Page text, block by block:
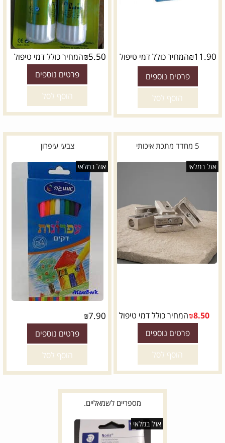
₪11.90 המחיר כולל דמי טיפול
פרטים נוספים
הוסף לסל
₪5.50 המחיר כולל דמי טיפול
פרטים נוספים
הוסף לסל
5 מחדד מתכת איכותי
אזל במלאי
₪8.50 המחיר כולל דמי טיפול
פרטים נוספים
הוסף לסל
צבעי עיפרון
אזל במלאי
₪7.90
פרטים נוספים
הוסף לסל
מספריים לשמאליים.
אזל במלאי